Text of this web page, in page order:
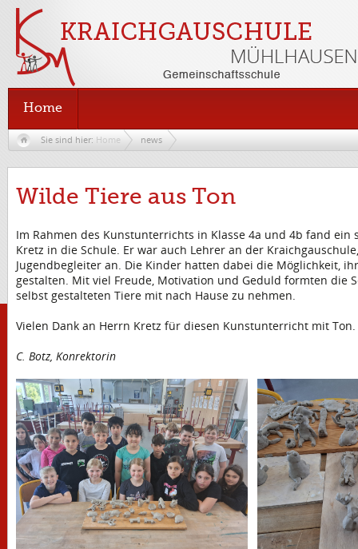
Home
Sie sind hier: Home news
Wilde Tiere aus Ton
Im Rahmen des Kunstunterrichts in Klasse 4a und 4b fand
Kretz in die Schule. Er war auch Lehrer an der
Jugendbegleiter an. Die Kinder hatten dabei die Möglichkeit,
gestalten. Mit viel Freude, Motivation und Geduld formten die
selbst gestalteten Tiere mit nach Hause zu nehmen.
Vielen Dank an Herrn Kretz für diesen Kunstunterricht mit Ton.
C. Botz, Konrektorin